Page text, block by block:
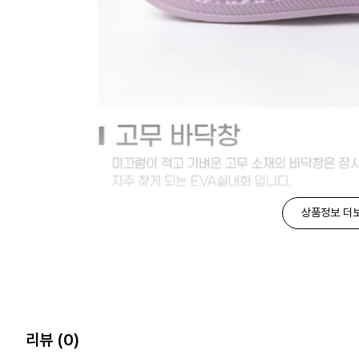
상품정보 더
리뷰 (0)